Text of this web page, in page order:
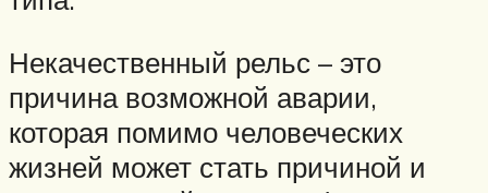
Некачественный рельс – это
причина возможной аварии,
которая помимо человеческих
жизней может стать причиной и